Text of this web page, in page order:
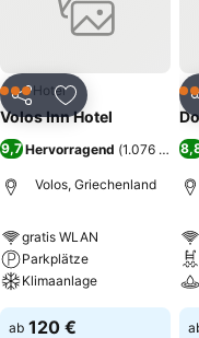
Teilen Zu Favoriten
3 SterneHotel
Volos Inn Hotel
9,7Hervorragend (1.076
Volos, Griechenland
gratis WLAN
Parkplätze
Klimaanlage
ab 120 €
5